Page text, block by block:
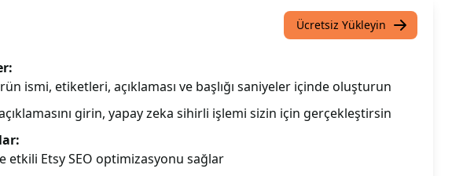
Ücretsiz Yükleyin
ismi, etiketleri, açıklaması ve başlığı saniyeler içinde oluşturun
girin, yapay zeka sihirli işlemi sizin için gerçekleştirsin
etkili Etsy SEO optimizasyonu sağlar